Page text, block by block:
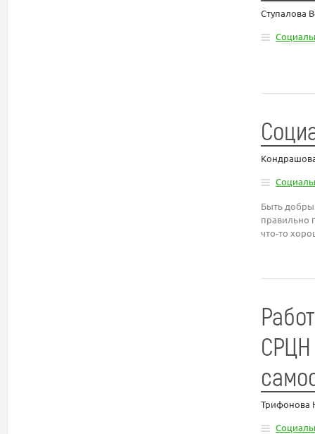
Ступалова
Быть
правильно
что-то
СРЦН
Трифонова